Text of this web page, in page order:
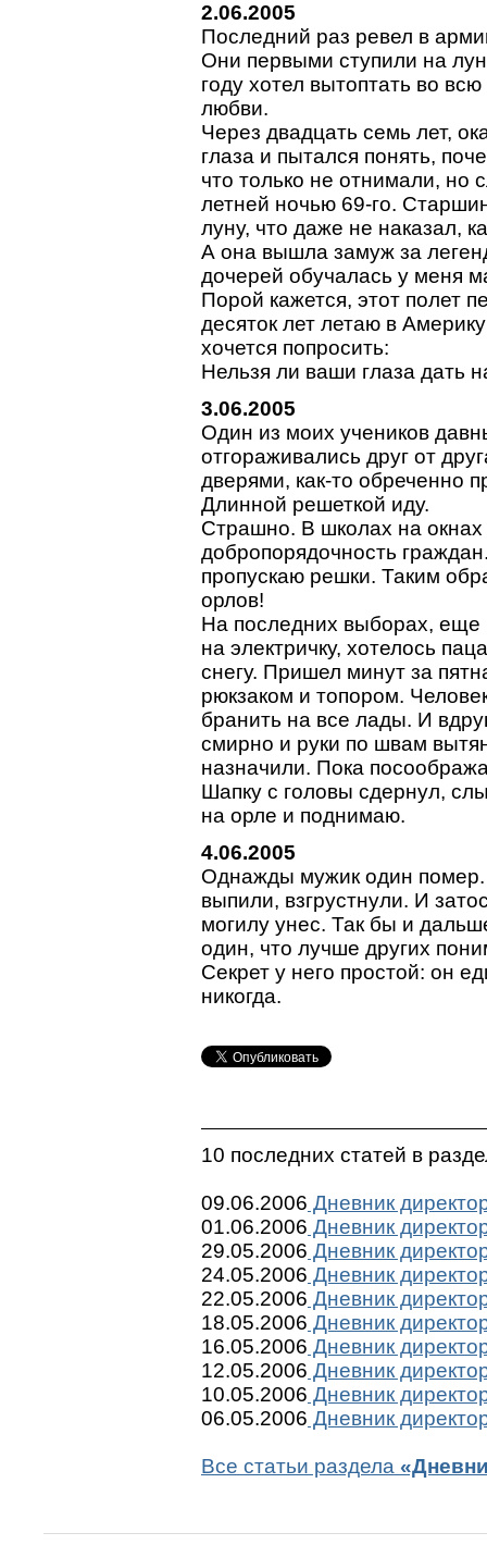
2.06.2005
Последний раз ревел в
Они первыми ступили на
году хотел вытоптать во
любви.
Через двадцать семь лет,
глаза и пытался понять,
что только не отнимали, но
летней ночью 69-го.
луну, что даже не наказал,
А она вышла замуж за
дочерей обучалась у меня
Порой кажется, этот полет
десяток лет летаю в
хочется попросить:
Нельзя ли ваши глаза дать
3.06.2005
Один из моих учеников
отгораживались друг от
дверями, как-то обреченно
Длинной решеткой иду.
Страшно. В школах на
добропорядочность
пропускаю решки. Таким
орлов!
На последних выборах, еще
на электричку, хотелось
снегу. Пришел минут за
рюкзаком и топором.
бранить на все лады. И
смирно и руки по швам
назначили. Пока
Шапку с головы сдернул,
на орле и поднимаю.
4.06.2005
Однажды мужик один помер.
выпили, взгрустнули. И
могилу унес. Так бы и
один, что лучше других
Секрет у него простой: он
никогда.
10 последних статей в
09.06.2006 Дневник
01.06.2006 Дневник
29.05.2006 Дневник
24.05.2006 Дневник
22.05.2006 Дневник
18.05.2006 Дневник
16.05.2006 Дневник
12.05.2006 Дневник
10.05.2006 Дневник
06.05.2006 Дневник
Все статьи раздела